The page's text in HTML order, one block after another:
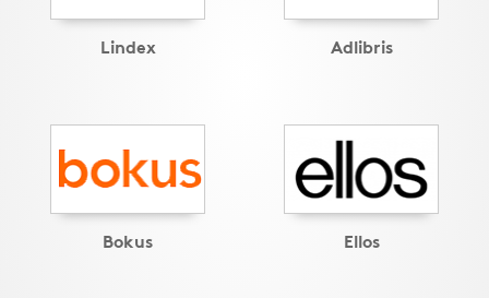
Lindex Adlibris
Bokus Ellos